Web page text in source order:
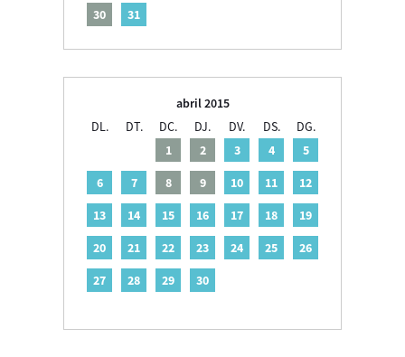
30
31
abril 2015
DL.
DT. DC. DJ. DV. DS.
DG.
1
2 3 4
5
6
7 8 9 10 11
12
13
14 15 16 17 18
19
20
21 22 23 24 25
26
27
28 29 30